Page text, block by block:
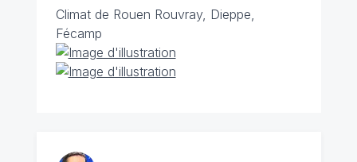
Climat de Rouen Rouvray, Dieppe,
Fécamp